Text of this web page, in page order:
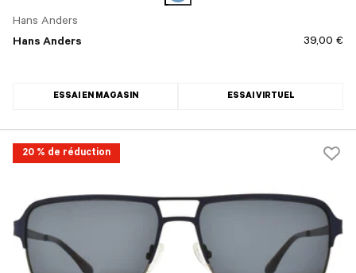
Hans Anders
Hans Anders
39,00 €
ESSAI EN MAGASIN ESSAI VIRTUEL
20 % de réduction